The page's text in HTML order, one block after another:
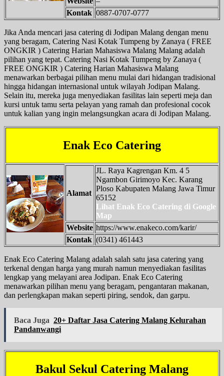
Kontak 0887-0707-0777
Jika Anda mencari jasa catering di Jodipan Malang dengan menu
yang beragam, Catering Nasi Kotak Tumpeng by Zanaya ( FREE
ONGKIR ) Catering Harian Mahasiswa Malang Malang adalah
pilihan yang tepat. Catering Nasi Kotak Tumpeng by Zanaya (
FREE ONGKIR ) Catering Harian Mahasiswa Malang
menawarkan berbagai pilihan menu mulai dari hidangan tradisional
hingga hidangan internasional untuk wilayah Jodipan Malang.
Selain itu, mereka juga menyediakan fasilitas lain seperti meja dan
kursi untuk tamu serta pelayan yang ramah dan profesional cocok
untuk kalian yang ingin melangsungkan acara di Jodipan Malang.
Enak Eco Catering
Alamat
JL. Raya Kagrengan Km. 4 5
Ngambon Girimoyo Kec. Karang
Ploso Kabupaten Malang Jawa Timur
65152
Lihat Enak Eco Catering di Google
Map
Website https://www.enakeco.com/karir/
Kontak (0341) 461443
Enak Eco Catering Malang adalah salah satu jasa catering yang
terkenal dengan harga yang murah namun menyediakan fasilitas
lengkap yang melayani area Jodipan. Enak Eco Catering
menawarkan pilihan menu yang beragam, pengantaran makanan,
dan perlengkapan makan seperti piring, sendok, dan garpu.
Baca Juga 20+ Daftar Jasa Catering Malang Kelurahan
Pandanwangi
Bakul Sekul Catering Malang